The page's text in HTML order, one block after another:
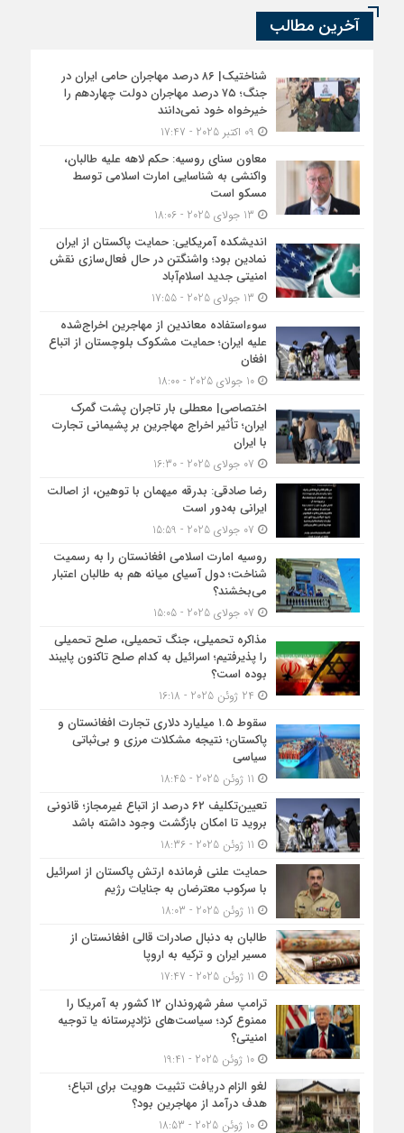
آخرین مطالب
شناختیک| ۸۶ درصد مهاجران حامی ایران در
جنگ؛ ۷۵ درصد مهاجران دولت چهاردهم را
خیرخواه خود نمی‌دانند
معاون سنای روسیه: حکم لاهه علیه طالبان،
واکنشی به شناسایی امارت اسلامی توسط
مسکو است
اندیشکده آمریکایی: حمایت پاکستان از ایران
نمادین بود؛ واشنگتن در حال فعال‌سازی نقش
امنیتی جدید اسلام‌آباد
سوءاستفاده معاندین از مهاجرین اخراج‌شده
علیه ایران؛ حمایت مشکوک بلوچستان از اتباع
افغان
10 جولای 2025 - 18:00
اختصاصی| معطلی بار تاجران پشت گمرک
ایران؛ تأثیر اخراج مهاجرین بر پشیمانی تجارت
با ایران
رضا صادقی: بدرقه میهمان با توهین، از اصالت
ایرانی به‌دور است
روسیه امارت اسلامی افغانستان را به رسمیت
شناخت؛ دول آسیای میانه هم به طالبان اعتبار
می‎‌بخشند؟
مذاکره تحمیلی، جنگ تحمیلی، صلح تحمیلی
را پذیرفتیم؛ اسرائیل به کدام صلح تاکنون پایبند
بوده است؟
سقوط ۱.۵ میلیارد دلاری تجارت افغانستان و
پاکستان؛ نتیجه مشکلات مرزی و بی‌ثباتی
سیاسی
تعیین‌تکلیف ۶۲ درصد از اتباع غیرمجاز؛ قانونی
بروید تا امکان بازگشت وجود داشته باشد
حمایت علنی فرمانده ارتش پاکستان از اسرائیل
با سرکوب معترضان به جنایات رژیم
طالبان به دنبال صادرات قالی افغانستان از
مسیر ایران و ترکیه به اروپا
ترامپ سفر شهروندان ۱۲ کشور به آمریکا را
ممنوع کرد؛ سیاست‌های نژادپرستانه یا توجیه
امنیتی؟
10 ژوئن 2025 - 19:41
لغو الزام دریافت تثبیت هویت برای اتباع؛
هدف درآمد از مهاجرین بود؟
10 ژوئن 2025 - 18:53